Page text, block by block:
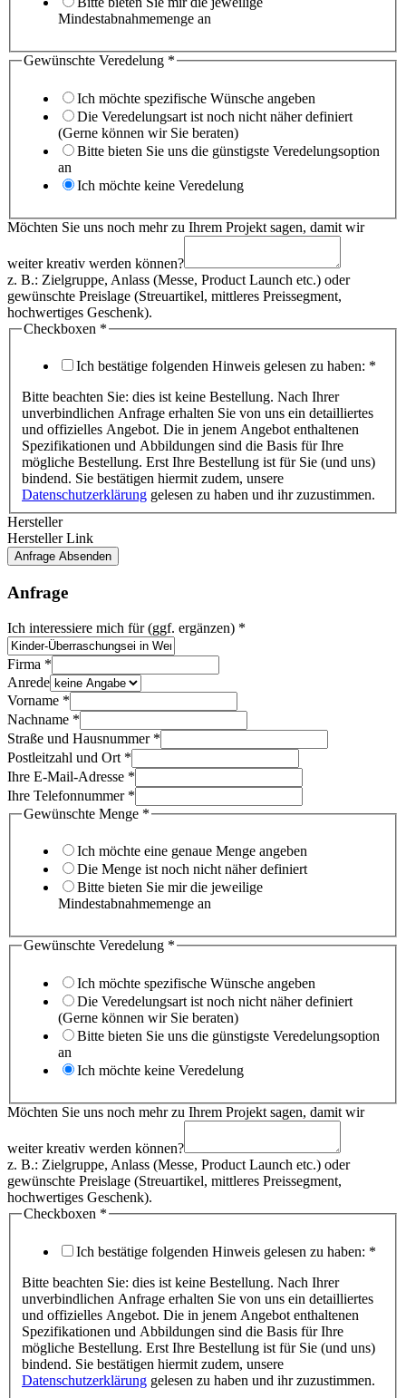
Mindestabnahmemenge an
Gewünschte Veredelung *
Ich möchte spezifische Wünsche angeben
Die Veredelungsart ist noch nicht näher definiert
(Gerne können wir Sie beraten)
Bitte bieten Sie uns die günstigste Veredelungsoption
an
Ich möchte keine Veredelung
Möchten Sie uns noch mehr zu Ihrem Projekt sagen, damit wir
weiter kreativ werden können?
z. B.: Zielgruppe, Anlass (Messe, Product Launch etc.) oder
gewünschte Preislage (Streuartikel, mittleres Preissegment,
hochwertiges Geschenk).
Checkboxen *
Ich bestätige folgenden Hinweis gelesen zu haben: *
Bitte beachten Sie: dies ist keine Bestellung. Nach Ihrer
unverbindlichen Anfrage erhalten Sie von uns ein detailliertes
und offizielles Angebot. Die in jenem Angebot enthaltenen
Spezifikationen und Abbildungen sind die Basis für Ihre
mögliche Bestellung. Erst Ihre Bestellung ist für Sie (und uns)
bindend. Sie bestätigen hiermit zudem, unsere
Datenschutzerklärung gelesen zu haben und ihr zuzustimmen.
Hersteller
Hersteller Link
Anfrage Absenden
Anfrage
Menge
Sie
Straße
Ich interessiere mich für (ggf. ergänzen) *
Firma *
Anrede
Vorname *
Nachname *
Straße und Hausnummer *
Postleitzahl und Ort *
Ihre E-Mail-Adresse *
Ihre Telefonnummer *
Gewünschte Menge *
Ich möchte eine genaue Menge angeben
Die Menge ist noch nicht näher definiert
Bitte bieten Sie mir die jeweilige
Mindestabnahmemenge an
Gewünschte Veredelung *
Ich möchte spezifische Wünsche angeben
Die Veredelungsart ist noch nicht näher definiert
(Gerne können wir Sie beraten)
Bitte bieten Sie uns die günstigste Veredelungsoption
an
Ich möchte keine Veredelung
Möchten Sie uns noch mehr zu Ihrem Projekt sagen, damit wir
weiter kreativ werden können?
z. B.: Zielgruppe, Anlass (Messe, Product Launch etc.) oder
gewünschte Preislage (Streuartikel, mittleres Preissegment,
hochwertiges Geschenk).
Checkboxen *
Ich bestätige folgenden Hinweis gelesen zu haben: *
Bitte beachten Sie: dies ist keine Bestellung. Nach Ihrer
unverbindlichen Anfrage erhalten Sie von uns ein detailliertes
und offizielles Angebot. Die in jenem Angebot enthaltenen
Spezifikationen und Abbildungen sind die Basis für Ihre
mögliche Bestellung. Erst Ihre Bestellung ist für Sie (und uns)
bindend. Sie bestätigen hiermit zudem, unsere
Datenschutzerklärung gelesen zu haben und ihr zuzustimmen.